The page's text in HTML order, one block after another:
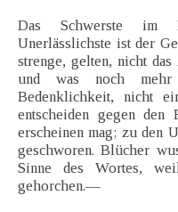
Das Schwerste im
Unerlässlichste ist der
strenge, gelten, nicht
und was noch
Bedenklichkeit, nicht
entscheiden gegen
erscheinen mag; zu den
geschworen. Blücher
Sinne des Wortes,
gehorchen.—